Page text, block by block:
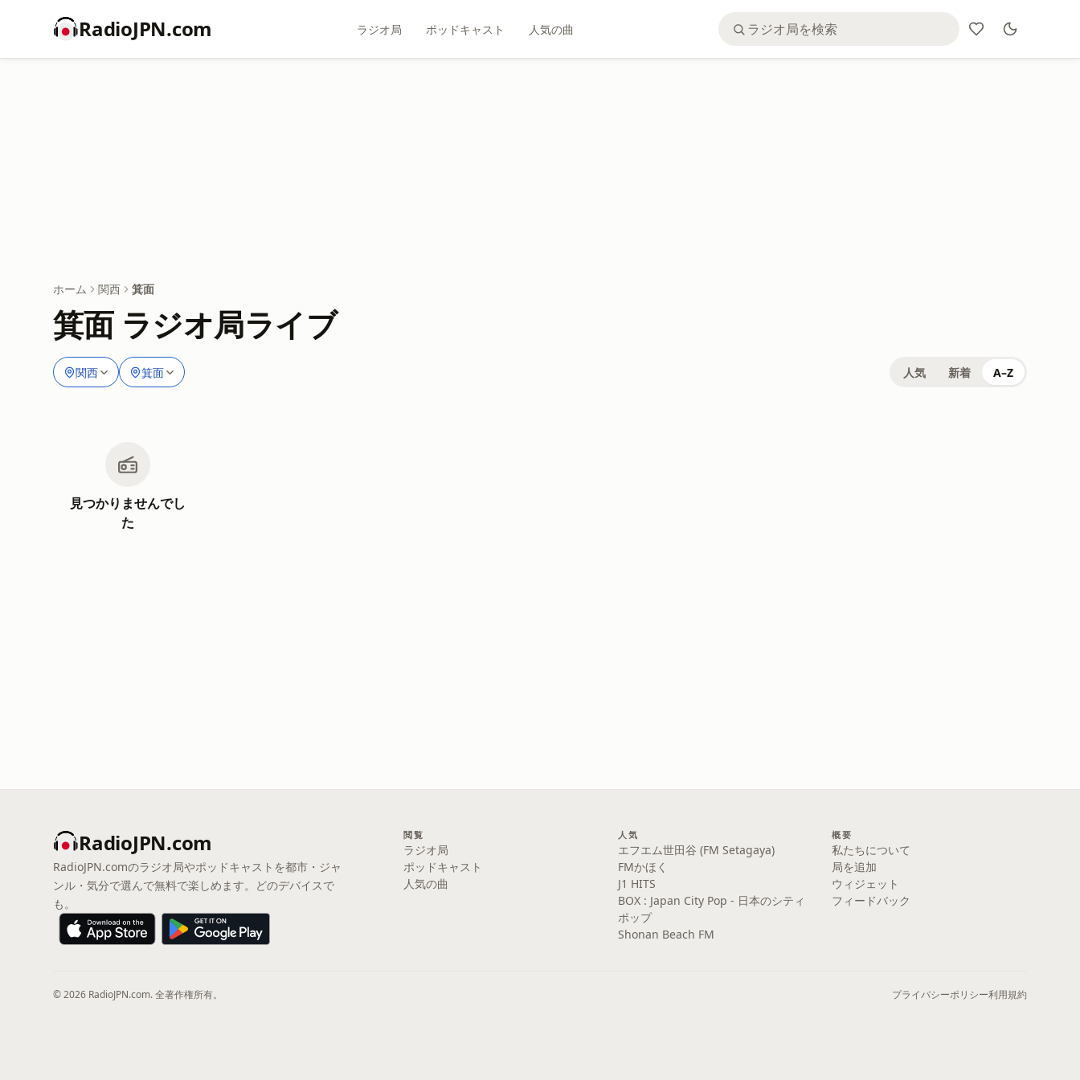
RadioJPN.com ラジオ局 ポッドキャスト 人気の曲
ホーム 関西 箕面
箕面 ラジオ局ライブ
関西 箕面 人気 新着 A–Z
見つかりませんでし
た
RadioJPN.com
RadioJPN.comのラジオ局やポッドキャストを都市・ジャ
ンル・気分で選んで無料で楽しめます。どのデバイスで
も。
閲覧
ラジオ局
ポッドキャスト
人気の曲
人気
エフエム世田谷 (FM Setagaya)
FMかほく
J1 HITS
BOX : Japan City Pop - 日本のシティ
ポップ
Shonan Beach FM
概要
私たちについて
局を追加
ウィジェット
フィードバック
© 2026 RadioJPN.com. 全著作権所有。 プライバシーポリシー利用規約